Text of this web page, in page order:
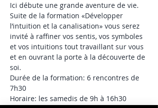
Ici débute une grande aventure de vie.
Suite de la formation «Développer
l’intuition et la canalisation» vous serez
invité à raffiner vos sentis, vos symboles
et vos intuitions tout travaillant sur vous
et en ouvrant la porte à la découverte de
soi.
Durée de la formation: 6 rencontres de
7h30
Horaire: les samedis de 9h à 16h30